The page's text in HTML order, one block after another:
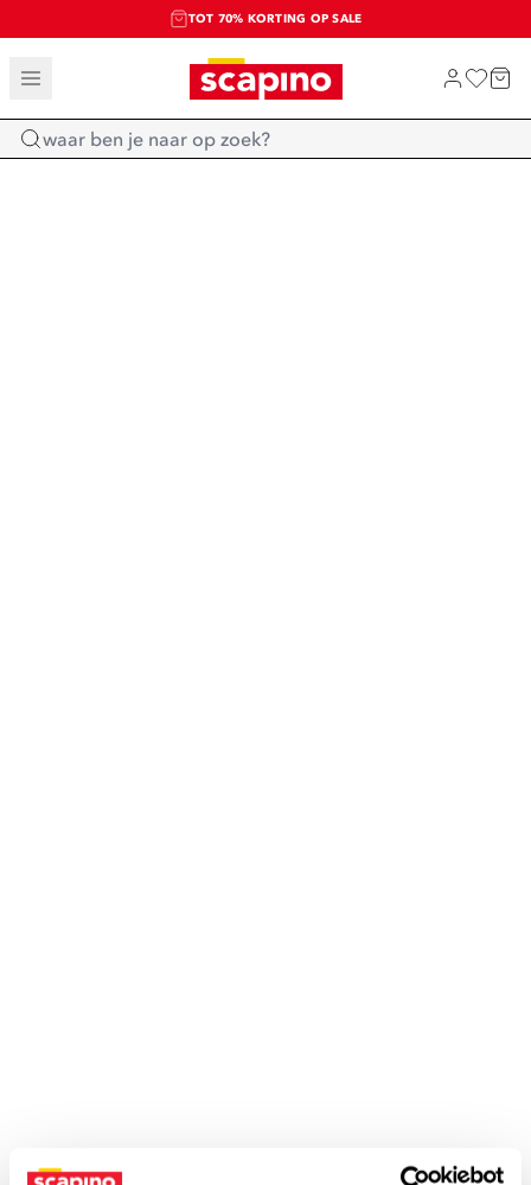
TOT 70% KORTING OP SALE
SALE: LAATSTE KANS!
SHOP NIEUW
Home